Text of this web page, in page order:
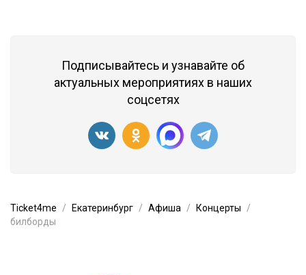
Подписывайтесь и узнавайте об
актуальных мероприятиях в наших
соцсетях
Ticket4me Екатеринбург Афиша
Концерты
билборды